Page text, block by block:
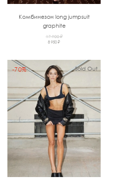
Комбинезон long jumpsuit
graphite
17 900 ₽
8 950 ₽
‹ ›
-70% Sold Out